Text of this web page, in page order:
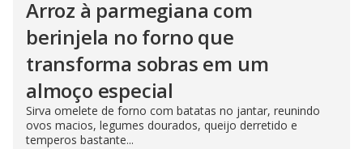
Arroz à parmegiana com
berinjela no forno que
transforma sobras em um
almoço especial
Sirva omelete de forno com batatas no jantar, reunindo
ovos macios, legumes dourados, queijo derretido e
temperos bastante...